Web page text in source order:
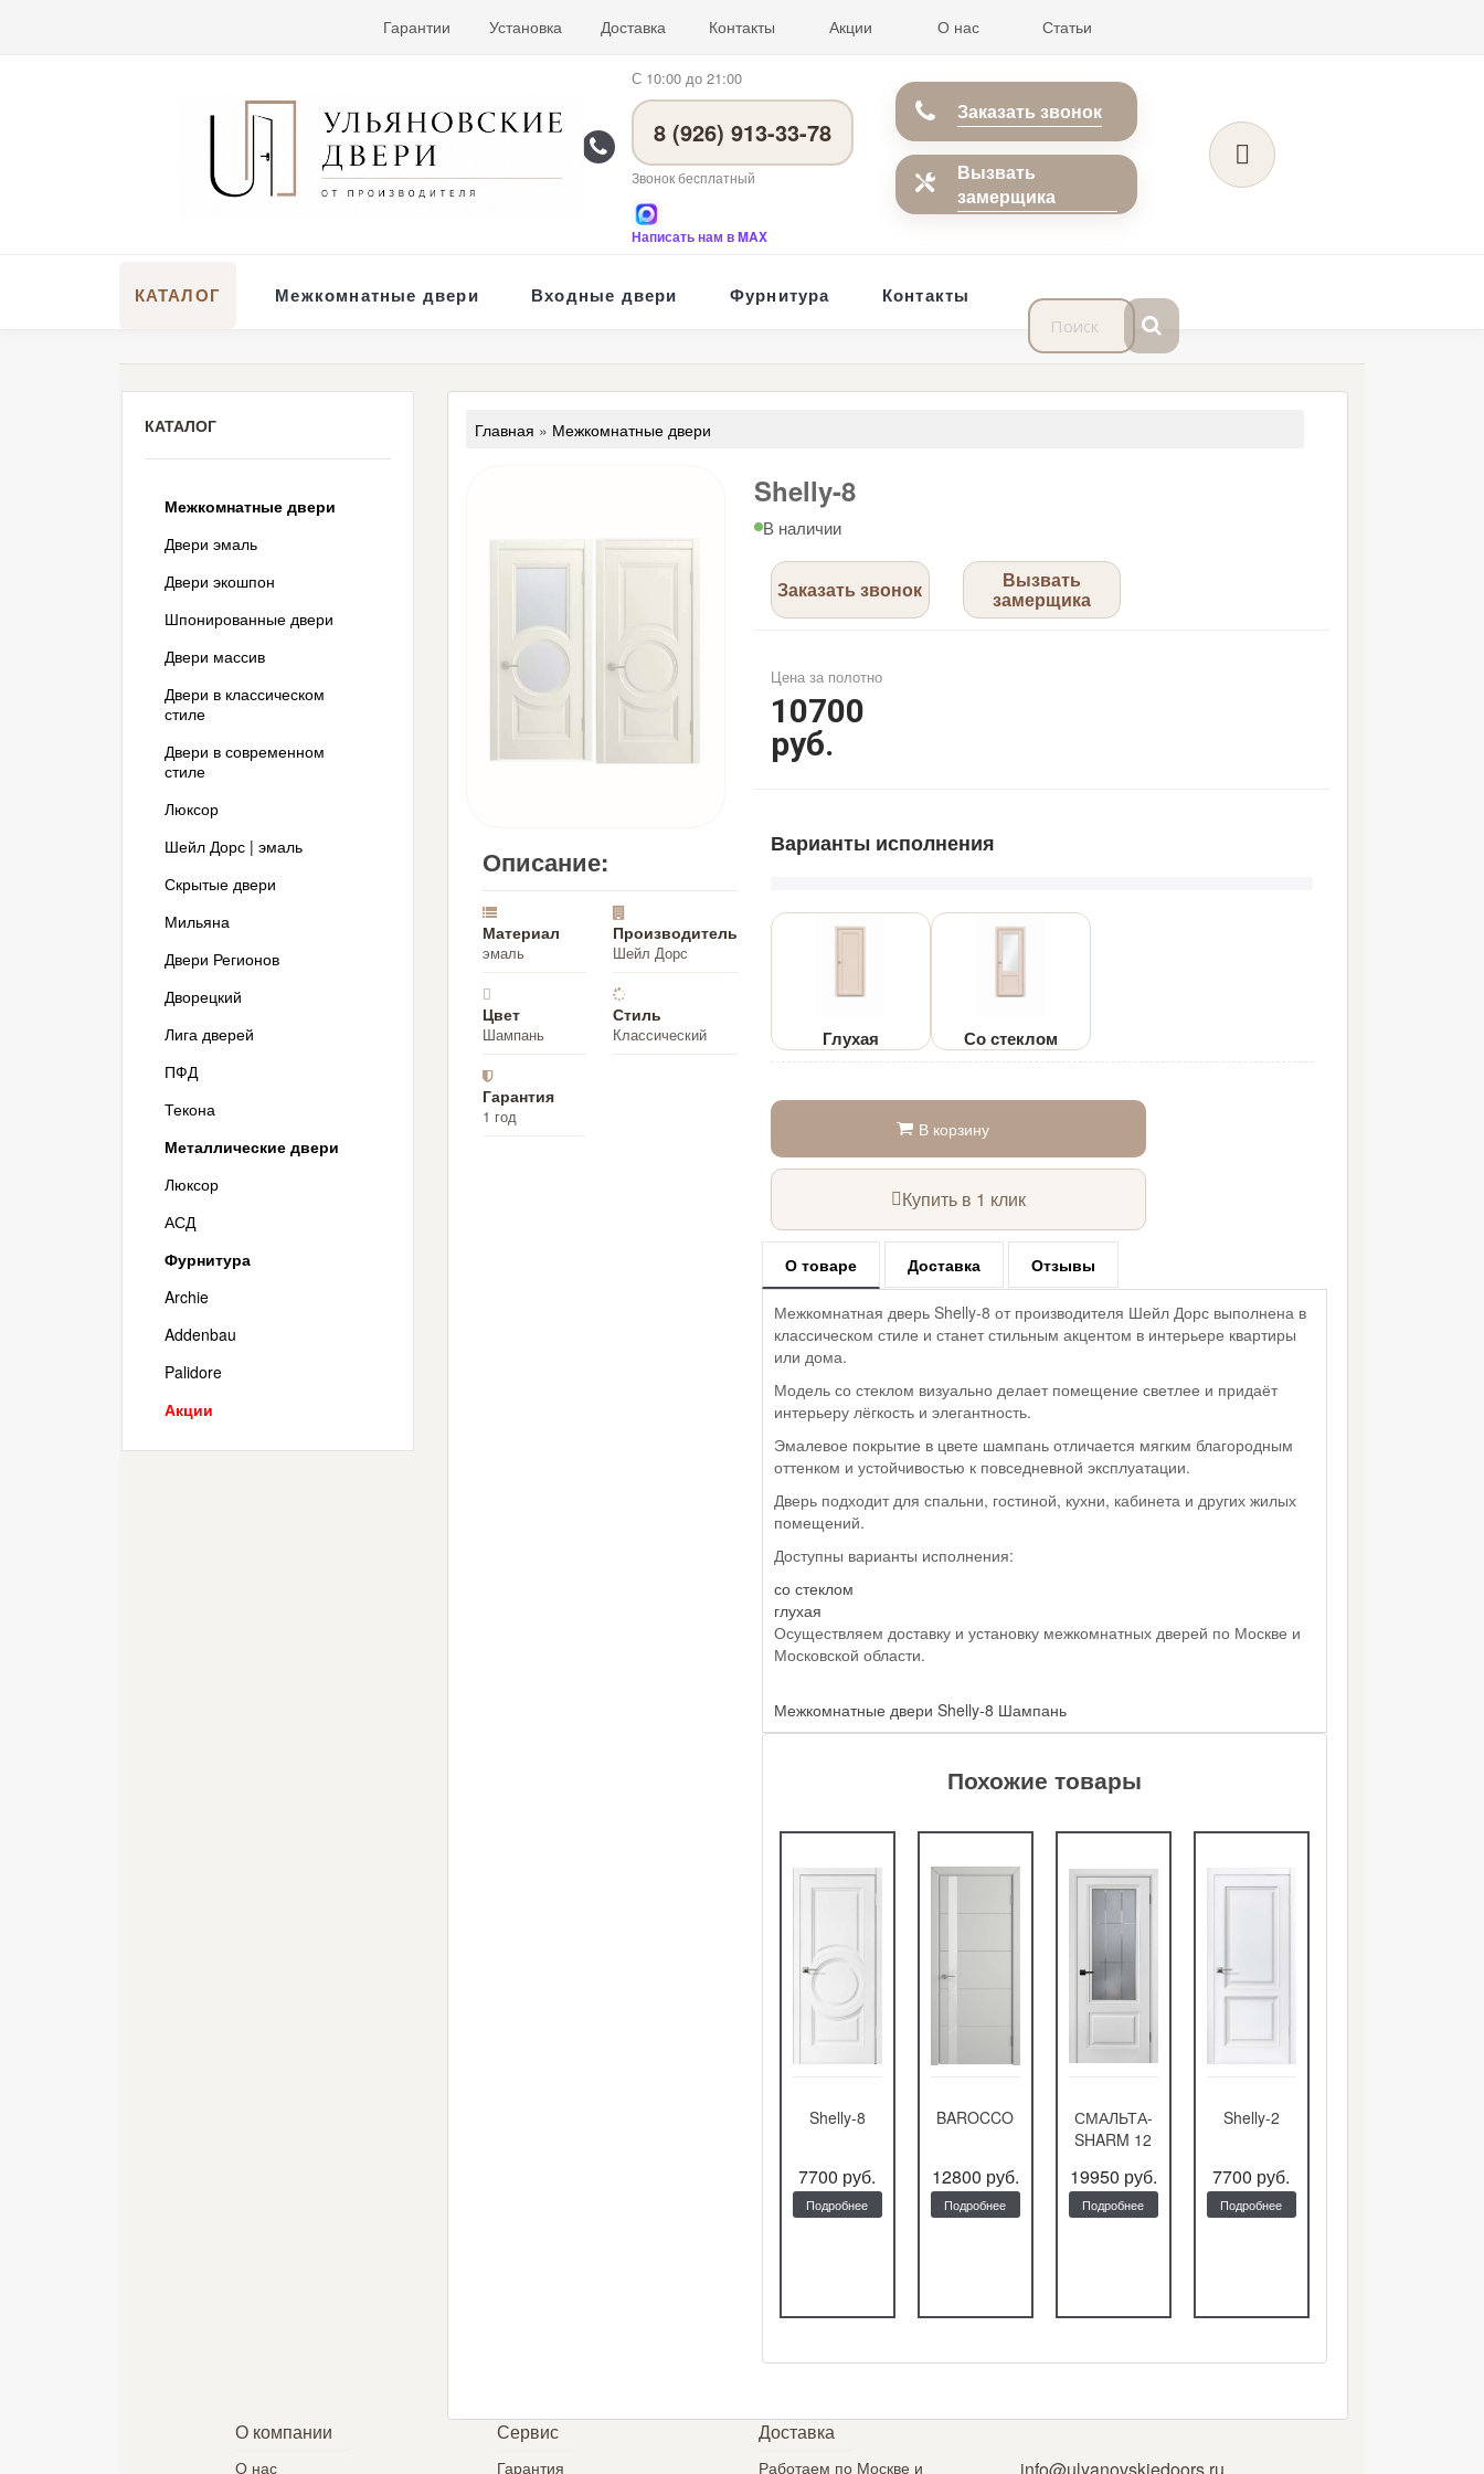
Гарантии Установка Доставка Контакты Акции О нас Статьи
С 10:00 до 21:00
8 (926) 913-33-78
Звонок бесплатный
Написать нам в MAX
Заказать звонок
Вызвать
замерщика
КАТАЛОГ Межкомнатные двери Входные двери Фурнитура Контакты
КАТАЛОГ
Межкомнатные двери
Двери эмаль
Двери экошпон
Шпонированные двери
Двери массив
Двери в классическом
стиле
Двери в современном
стиле
Люксор
Шейл Дорс | эмаль
Скрытые двери
Мильяна
Двери Регионов
Дворецкий
Лига дверей
ПФД
Текона
Металлические двери
Люксор
АСД
Фурнитура
Archie
Addenbau
Palidore
Акции
Главная » Межкомнатные двери
Описание:
Материал
эмаль
Производитель
Шейл Дорс
Цвет
Шампань
Стиль
Классический
Гарантия
1 год
Shelly-8
В наличии
Заказать звонок Вызвать
замерщика
Цена за полотно
10700
руб.
Варианты исполнения
Глухая Со стеклом
В корзину
Купить в 1 клик
О товаре Доставка Отзывы
Межкомнатная дверь Shelly-8 от производителя Шейл Дорс выполнена в
классическом стиле и станет стильным акцентом в интерьере квартиры
или дома.
Модель со стеклом визуально делает помещение светлее и придаёт
интерьеру лёгкость и элегантность.
Эмалевое покрытие в цвете шампань отличается мягким благородным
оттенком и устойчивостью к повседневной эксплуатации.
Дверь подходит для спальни, гостиной, кухни, кабинета и других жилых
помещений.
Доступны варианты исполнения:
со стеклом
глухая
Осуществляем доставку и установку межкомнатных дверей по Москве и
Московской области.
Межкомнатные двери Shelly-8 Шампань
Похожие товары
BAROCCO
12800 руб.
Подробнее
СМАЛЬТА-
19950 руб.
Подробнее
Shelly-2
7700 руб.
Подробнее
Мальта
19100 руб.
Подробнее
О компании
О нас
Сервис
Гарантия
Доставка
Работаем по Москве и info@ulyanovskiedoors.ru